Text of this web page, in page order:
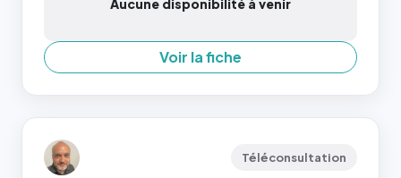
Aucune disponibilité à venir
Voir la fiche
Téléconsultation